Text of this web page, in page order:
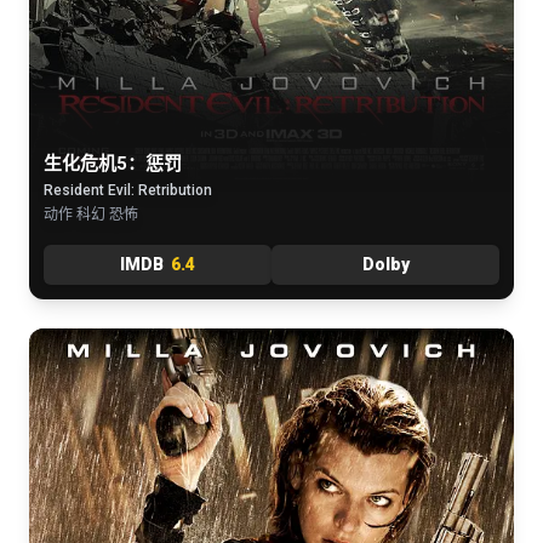
生化危机5：惩罚
Resident Evil: Retribution
动作 科幻 恐怖
IMDB 6.4 Dolby